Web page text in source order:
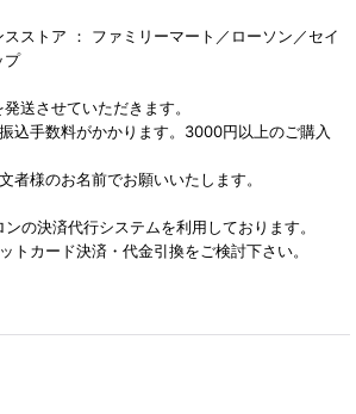
ストア ： ファミリーマート／ローソン／セイ
プ
送させていただきます。
込手数料がかかります。3000円以上のご購入
者様のお名前でお願いいたします。
の決済代行システムを利用しております。
トカード決済・代金引換をご検討下さい。